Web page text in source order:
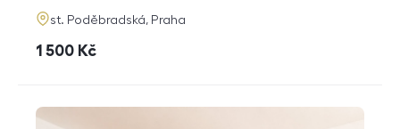
adresa
st. Poděbradská, Praha
cena
1 500 Kč